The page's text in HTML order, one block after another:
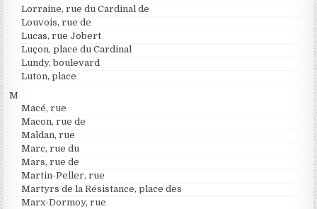
Lorraine, rue du Cardinal de
Louvois, rue de
Lucas, rue Jobert
Luçon, place du Cardinal
Lundy, boulevard
Luton, place
M
Macé, rue
Macon, rue de
Maldan, rue
Marc, rue du
Mars, rue de
Martin-Peller, rue
Martyrs de la Résistance, place des
Marx-Dormoy, rue